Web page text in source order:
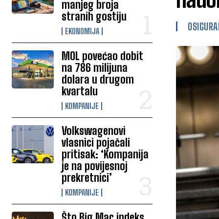
manjeg broja
stranih gostiju
EKONOMIJA
MOL povećao dobit
na 786 milijuna
dolara u drugom
kvartalu
KOMPANIJE
Volkswagenovi
vlasnici pojačali
pritisak: ‘Kompanija
je na povijesnoj
prekretnici’
KOMPANIJE